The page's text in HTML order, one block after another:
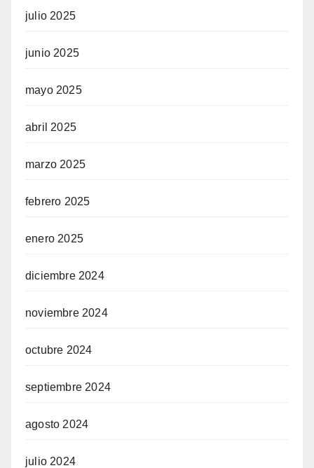
julio 2025
junio 2025
mayo 2025
abril 2025
marzo 2025
febrero 2025
enero 2025
diciembre 2024
noviembre 2024
octubre 2024
septiembre 2024
agosto 2024
julio 2024